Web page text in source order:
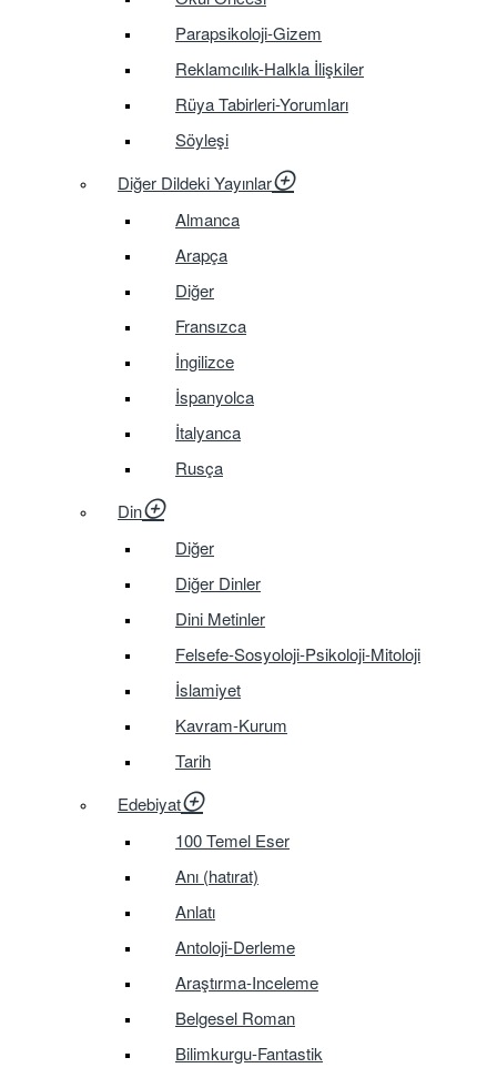
Parapsikoloji-Gizem
Reklamcılık-Halkla İlişkiler
Rüya Tabirleri-Yorumları
Söyleşi
Diğer Dildeki Yayınlar
Almanca
Arapça
Diğer
Fransızca
İngilizce
İspanyolca
İtalyanca
Rusça
Din
Diğer
Diğer Dinler
Dini Metinler
Felsefe-Sosyoloji-Psikoloji-Mitoloji
İslamiyet
Kavram-Kurum
Tarih
Edebiyat
100 Temel Eser
Anı (hatırat)
Anlatı
Antoloji-Derleme
Araştırma-Inceleme
Belgesel Roman
Bilimkurgu-Fantastik